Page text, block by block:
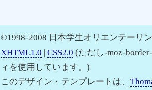
©1998-2008 日本学生オリエンテーリ
XHTML1.0 | CSS2.0 (ただし-moz-
ィを使用しています。)
このデザイン・テンプレートは、